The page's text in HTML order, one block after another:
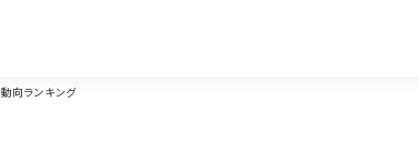
向ランキング